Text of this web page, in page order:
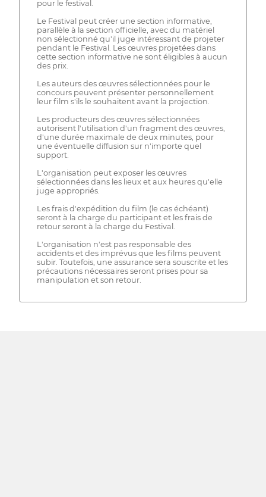
pour le festival.
Le Festival peut créer une section informative,
parallèle à la section officielle, avec du matériel
non sélectionné qu'il juge intéressant de projeter
pendant le Festival. Les œuvres projetées dans
cette section informative ne sont éligibles à aucun
des prix.
Les auteurs des œuvres sélectionnées pour le
concours peuvent présenter personnellement
leur film s'ils le souhaitent avant la projection.
Les producteurs des œuvres sélectionnées
autorisent l'utilisation d'un fragment des œuvres,
d'une durée maximale de deux minutes, pour
une éventuelle diffusion sur n'importe quel
support.
L'organisation peut exposer les œuvres
sélectionnées dans les lieux et aux heures qu'elle
juge appropriés.
Les frais d'expédition du film (le cas échéant)
seront à la charge du participant et les frais de
retour seront à la charge du Festival.
L'organisation n'est pas responsable des
accidents et des imprévus que les films peuvent
subir. Toutefois, une assurance sera souscrite et les
précautions nécessaires seront prises pour sa
manipulation et son retour.